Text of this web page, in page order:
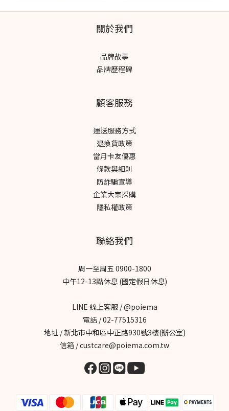
關於我們
品牌故事
品牌歷程碑
顧客服務
運送服務方式
退換貨政策
當月卡友優惠
條款與細則
防詐騙宣導
企業大宗採購
隱私權政策
聯絡我們
周一至周五 0900-1800
中午12-13點休息 (國定假日休息)
LINE 線上客服 / @poiema
電話 / 02-77515316
地址 / 新北市中和區中正路930號3樓(辦公室)
信箱 / custcare@poiema.com.tw